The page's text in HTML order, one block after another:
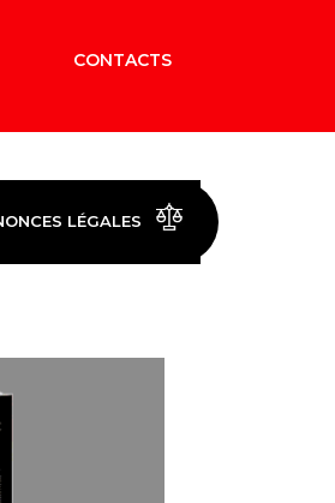
CONTACTS
LÉGALES